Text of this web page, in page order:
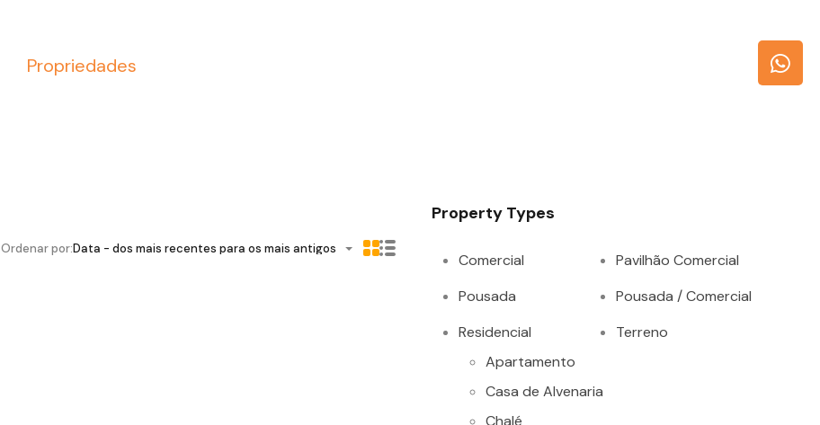
Propriedades
Ordenar por:Data - dos mais recentes para os mais antigos
Property Types
Comercial
Pavilhão Comercial
Pousada
Pousada / Comercial
Residencial
Apartamento
Casa de Alvenaria
Chalé
Terreno